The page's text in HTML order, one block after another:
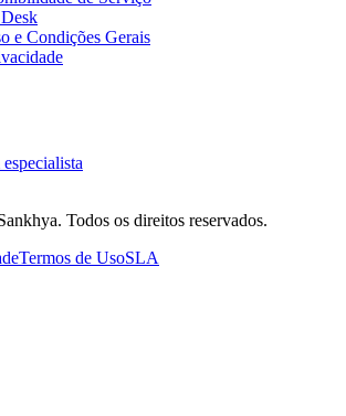
e Condições Gerais
Todos os direitos reservados.
Termos de UsoSLA